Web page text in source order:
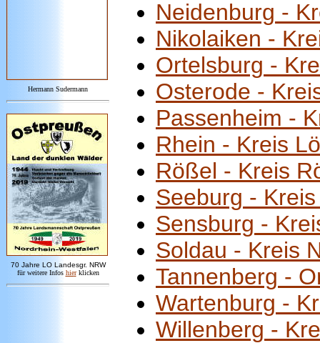
Hermann Sudermann
70 Jahre LO Landesgr. NRW
für weitere Infos hier klicken
Neidenburg -
Nikolaiken -
Ortelsburg -
Osterode -
Passenheim -
Rhein - Kreis
Rößel - Kreis
Seeburg -
Sensburg -
Soldau - Kreis
Tannenberg -
Wartenburg -
Willenberg -